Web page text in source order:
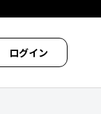
ログイン